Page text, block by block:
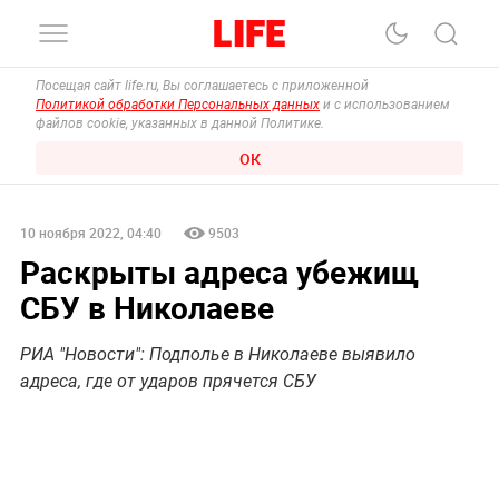
Посещая сайт life.ru, Вы соглашаетесь с приложенной
Политикой обработки Персональных данных и с использованием
файлов cookie, указанных в данной Политике.
ОК
10 ноября 2022, 04:40 9503
Раскрыты адреса убежищ
СБУ в Николаеве
РИА "Новости": Подполье в Николаеве выявило
адреса, где от ударов прячется СБУ